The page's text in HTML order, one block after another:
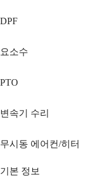
DPF
요소수
PTO
변속기 수리
무시동 에어컨/히터
기본 정보